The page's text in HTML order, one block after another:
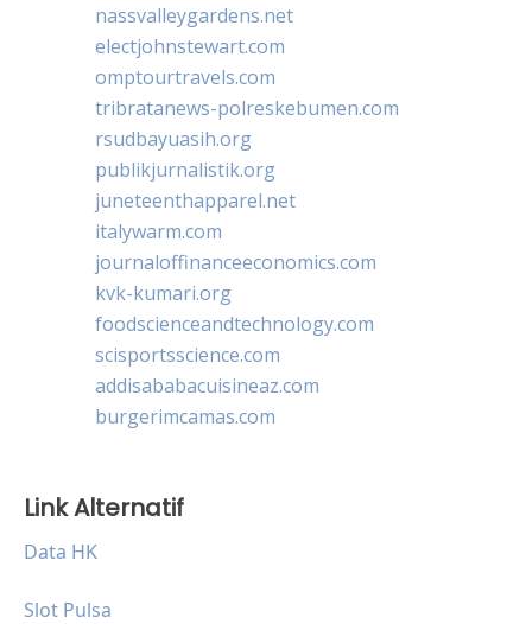
nassvalleygardens.net
electjohnstewart.com
omptourtravels.com
tribratanews-polreskebumen.com
rsudbayuasih.org
publikjurnalistik.org
juneteenthapparel.net
italywarm.com
journaloffinanceeconomics.com
kvk-kumari.org
foodscienceandtechnology.com
scisportsscience.com
addisababacuisineaz.com
burgerimcamas.com
Link Alternatif
Data HK
Slot Pulsa